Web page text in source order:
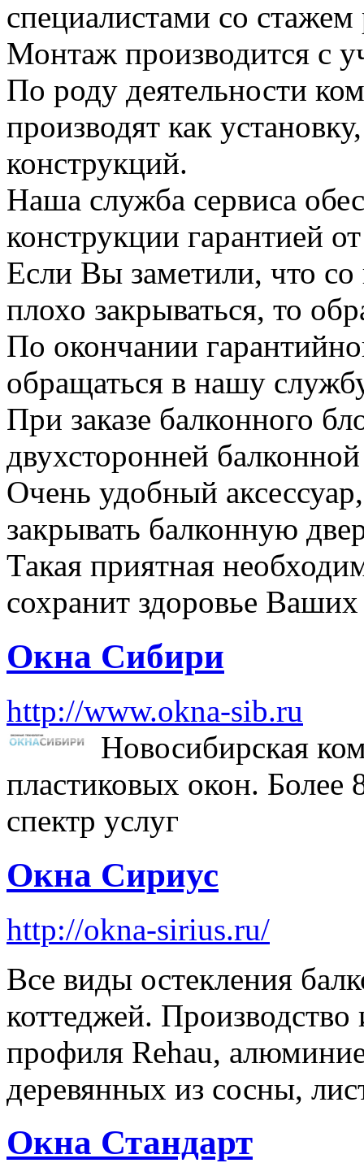
специалистами со стажем
Монтаж производится с
По роду деятельности
производят как
конструкций.
Наша служба сервиса
конструкции гарантией
Если Вы заметили, что
плохо закрываться, то
По окончании
обращаться в нашу
При заказе балконного
двухсторонней
Очень удобный
закрывать балконную
Такая приятная
сохранит здоровье
Окна Сибири
http://www.okna-sib.ru
Новосибирская
пластиковых окон. Более
спектр услуг
Окна Сириус
http://okna-sirius.ru/
Все виды остекления
коттеджей.
профиля Rehau,
деревянных из сосны,
Окна Стандарт